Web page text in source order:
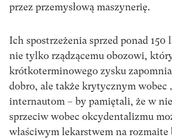
przez przemysłową maszynerię.
Ich spostrzeżenia sprzed ponad 150
nie tylko rządzącemu obozowi,
krótkoterminowego zysku
dobro, ale także krytycznym wobec
internautom – by pamiętali, że w
sprzeciw wobec okcydentalizmu
właściwym lekarstwem na rozmaite